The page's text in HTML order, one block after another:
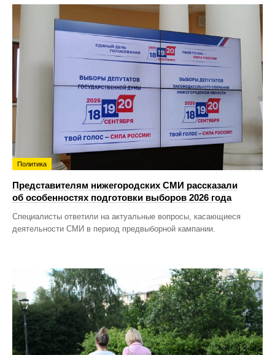
Политика
Представителям нижегородских СМИ рассказали
об особенностях подготовки выборов 2026 года
Специалисты ответили на актуальные вопросы, касающиеся
деятельности СМИ в период предвыборной кампании.